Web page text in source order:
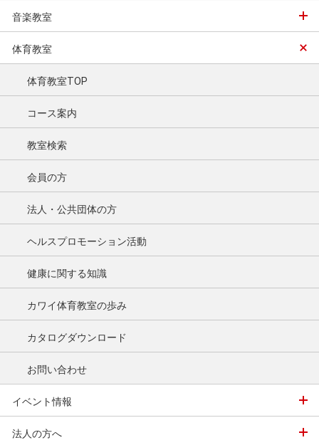
音楽教室
体育教室
体育教室TOP
コース案内
教室検索
会員の方
法人・公共団体の方
ヘルスプロモーション活動
健康に関する知識
カワイ体育教室の歩み
カタログダウンロード
お問い合わせ
イベント情報
法人の方へ